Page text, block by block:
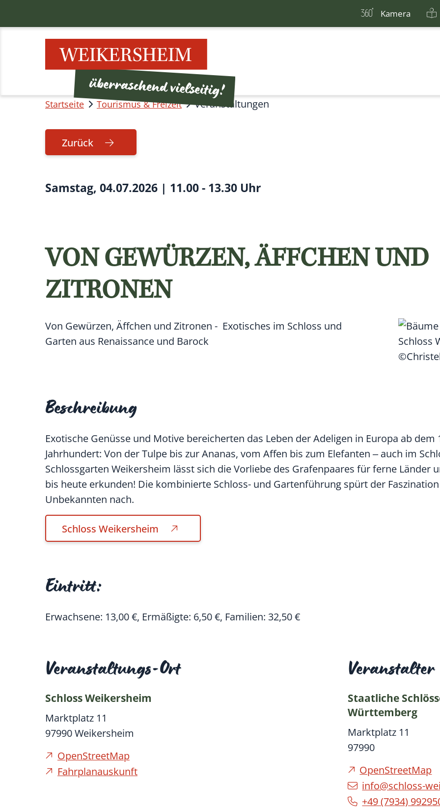
Kamera
Startseite Tourismus & Freizeit Veranstaltungen
Zurück
Samstag, 04.07.2026 | 11.00 - 13.30 Uhr
VON GEWÜRZEN, ÄFFCHEN UND
ZITRONEN
Von Gewürzen, Äffchen und Zitronen - Exotisches im Schloss und
Garten aus Renaissance und Barock
Beschreibung
Exotische Genüsse und Motive bereicherten das Leben der Adeligen in Europa ab dem
Jahrhundert: Von der Tulpe bis zur Ananas, vom Affen bis zum Elefanten ‒ auch im
Schlossgarten Weikersheim lässt sich die Vorliebe des Grafenpaares für ferne Länder
bis heute erkunden! Die kombinierte Schloss- und Gartenführung spürt der
Unbekannten nach.
Schloss Weikersheim
Eintritt:
Erwachsene: 13,00 €, Ermäßigte: 6,50 €, Familien: 32,50 €
Veranstaltungs-Ort
Schloss Weikersheim
Marktplatz 11
97990Weikersheim
OpenStreetMap
Fahrplanauskunft
Veranstalter
Staatliche
Württemberg
Marktplatz 11
97990
OpenStreetMap
info@schloss-
+49 (7934) 9929